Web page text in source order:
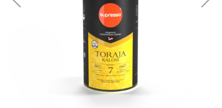
Previous